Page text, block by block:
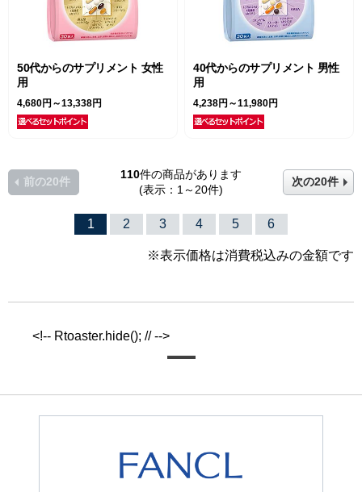
50代からのサプリメント 女性
用
4,680円～13,338円
40代からのサプリメント 男性
用
4,238円～11,980円
110件の商品があります
(表示：1～20件)
前の20件
1 2 3 4 5 6
次の20件
※表示価格は消費税込みの金額です